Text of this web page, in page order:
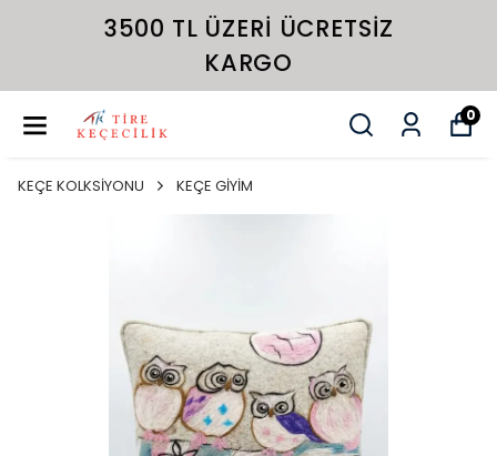
3500 TL ÜZERI ÜCRETSIZ
KARGO
0
KEÇE KOLKSİYONU KEÇE GİYİM